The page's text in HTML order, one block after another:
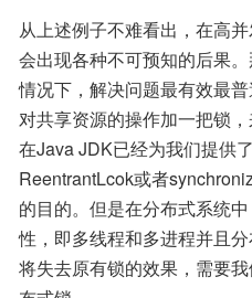
从上述例子不难看出，在高
会出现各种不可预知的后果
情况下，解决问题最有效最
对共享资源的操作加一把锁，
在Java JDK已经为我们提供
ReentrantLcok或者
的目的。但是在分布式系统
性，即多线程和多进程并且
将失去原有锁的效果，需要